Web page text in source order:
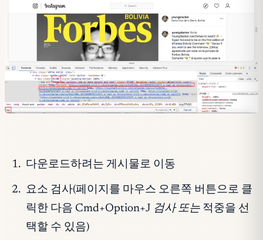
다운로드하려는 게시물로 이동
요소 검사(페이지를 마우스 오른쪽 버튼으로 클
릭한 다음 Cmd+Option+J 검사 또는적중을 선
택할 수 있음)